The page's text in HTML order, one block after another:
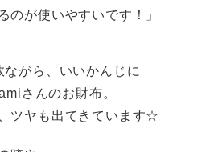
が使いやすいです！」
がら、いいかんじに
さんのお財布。
ツヤも出てきています☆